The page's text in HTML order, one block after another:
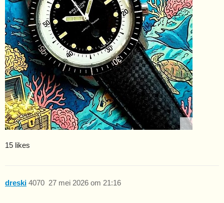
15 likes
dreski 27 mei 2026 om 21:16
4070